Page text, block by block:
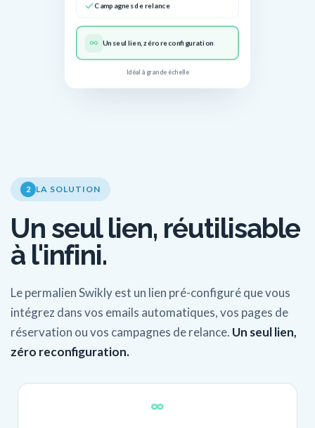
2 LA SOLUTION
Un seul lien, réutilisable
à l'infini.
Le permalien Swikly est un lien pré-configuré que vous
intégrez dans vos emails automatiques, vos pages de
réservation ou vos campagnes de relance. Un seul lien,
zéro reconfiguration.
Campagnes de relance
Un seul lien, zéro reconfiguration
Idéal à grande échelle